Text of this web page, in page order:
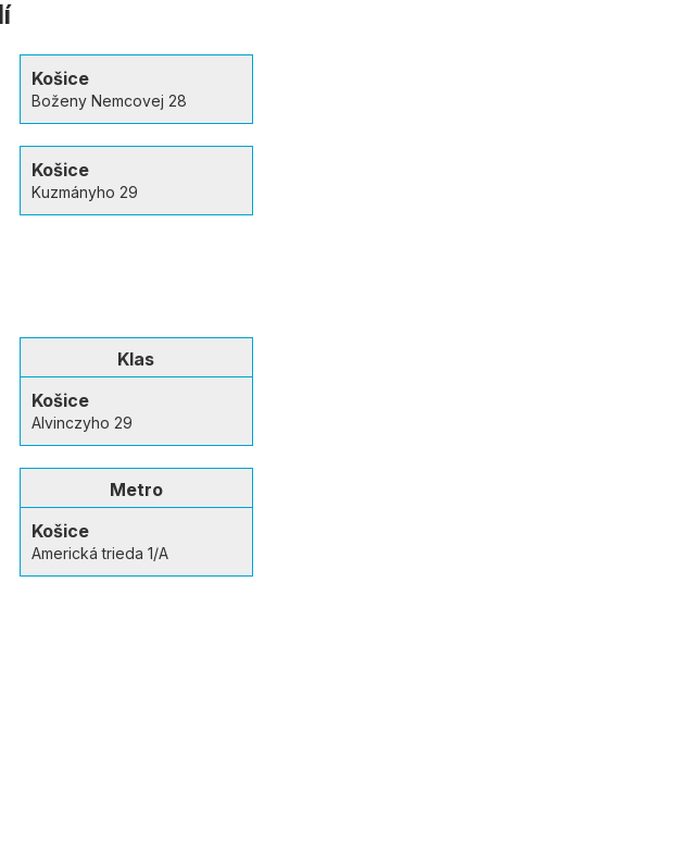
Košice
Boženy Nemcovej 28
Košice
Kuzmányho 29
Klas
Košice
Alvinczyho 29
Metro
Košice
Americká trieda 1/A